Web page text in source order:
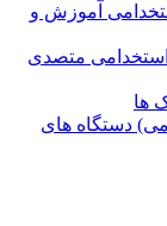
آموزش و
استخدامی متصدی
ها
دستگاه های